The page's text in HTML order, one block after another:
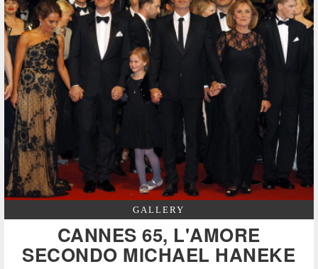
GALLERY
CANNES 65, L'AMORE
SECONDO MICHAEL HANEKE